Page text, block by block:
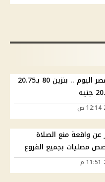
أسعار الوقود في مصر اليوم .. بنزين 80 بـ20.75
واقعة منع الصلاة
مصليات بجميع الفروع